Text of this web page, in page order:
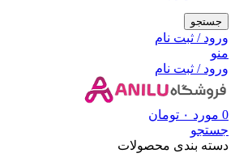
جستجو
ورود / ثبت نام
منو
ورود / ثبت نام
0 مورد ۰ تومان
جستجو
دسته بندی محصولات